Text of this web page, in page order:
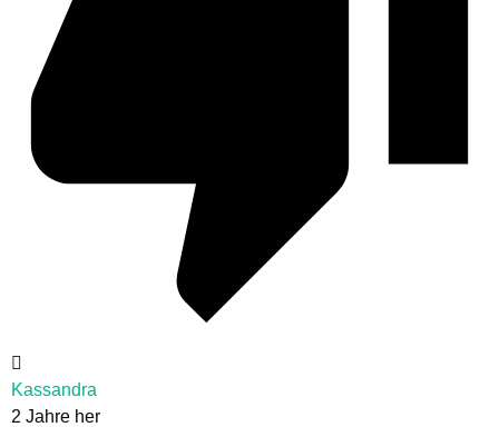
Kassandra
2 Jahre her